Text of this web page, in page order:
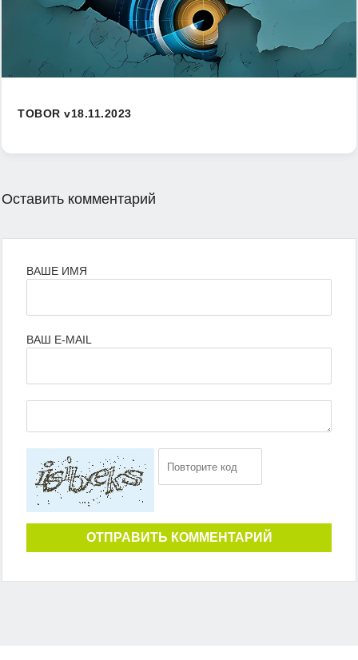
TOBOR v18.11.2023
Оставить комментарий
ВАШЕ ИМЯ
ВАШ E-MAIL
ОТПРАВИТЬ КОММЕНТАРИЙ